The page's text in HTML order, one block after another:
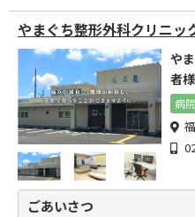
やまぐち整形外科クリニッ
や
者
心
病
ごあいさつ